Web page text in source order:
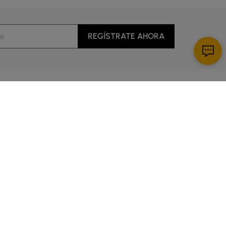
REGÍSTRATE AHORA